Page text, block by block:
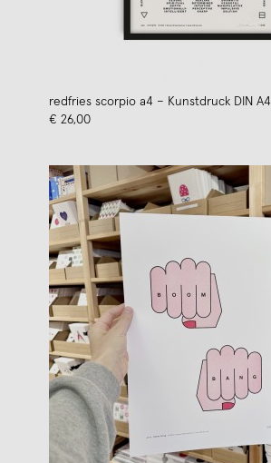
redfries scorpio a4 – Kunstdruck DIN A4
€ 26,00